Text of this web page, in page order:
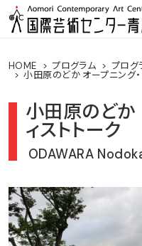
HOME プログラム プログ
小田原のどか オープニング・
小田原のどか
ィストトーク
ODAWARA